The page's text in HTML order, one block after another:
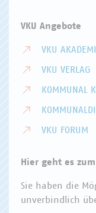
VKU Angebote
VKU
VKU VERLAG
KOMMUNAL
VKU FORUM
Hier geht es
Sie haben die
unverbindlich